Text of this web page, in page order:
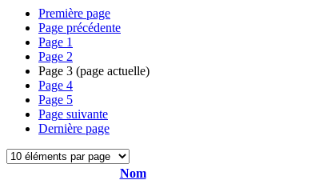
Première page
Page précédente
Page 1
Page 2
Page 3 (page actuelle)
Page 4
Page 5
Page suivante
Dernière page
Nom